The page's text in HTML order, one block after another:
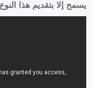
يسمح إلا بتقديم هذا